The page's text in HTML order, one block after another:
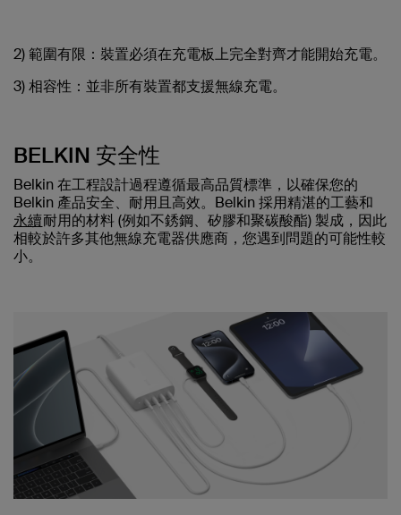
2) 範圍有限： 裝置必須在充電板上完全對齊才能開始充電。
3) 相容性：並非所有裝置都支援無線充電。
BELKIN 安全性
Belkin 在工程設計過程遵循最高品質標準，以確保您的
Belkin 產品安全、耐用且高效。Belkin 採用精湛的工藝和
永續耐用的材料 (例如不銹鋼、矽膠和聚碳酸酯) 製成，因此
相較於許多其他無線充電器供應商，您遇到問題的可能性較
小。